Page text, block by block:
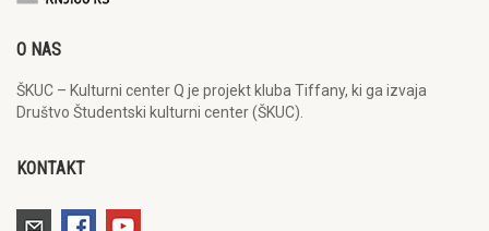
O NAS
ŠKUC – Kulturni center Q je projekt kluba Tiffany, ki ga izvaja
Društvo Študentski kulturni center (ŠKUC).
KONTAKT